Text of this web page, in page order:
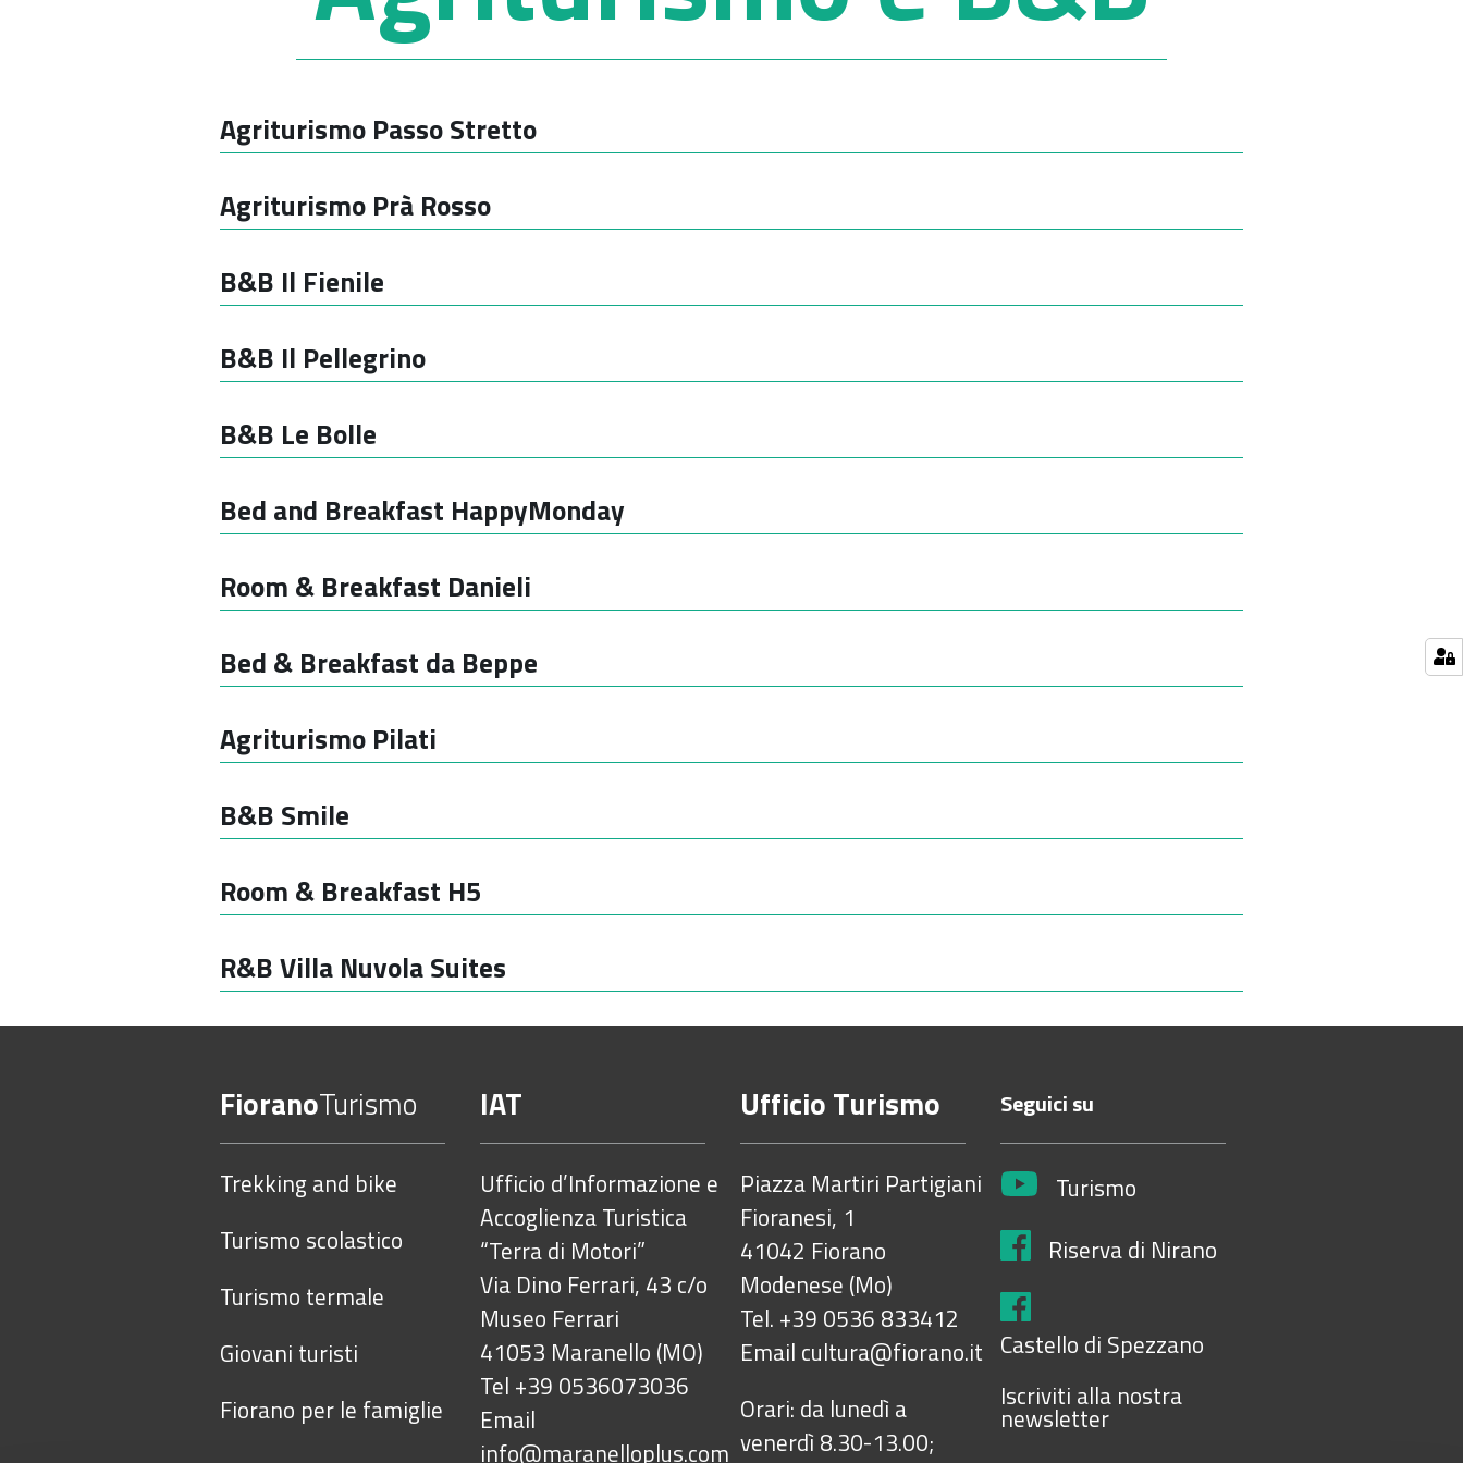
Agriturismo Passo Stretto
Agriturismo Prà Rosso
B&B Il Fienile
B&B Il Pellegrino
B&B Le Bolle
Bed and Breakfast HappyMonday
Room & Breakfast Danieli
Bed & Breakfast da Beppe
Agriturismo Pilati
B&B Smile
Room & Breakfast H5
R&B Villa Nuvola Suites
FioranoTurismo
Trekking and bike
Turismo scolastico
Turismo termale
Giovani turisti
Fiorano per le famiglie
IAT
Ufficio d’Informazione e
Accoglienza Turistica
“Terra di Motori”
Via Dino Ferrari, 43 c/o
Museo Ferrari
41053 Maranello (MO)
Tel +39 0536073036
Email
info@maranelloplus.com
Ufficio Turismo
Piazza Martiri Partigiani
Fioranesi, 1
41042 Fiorano
Modenese (Mo)
Tel. +39 0536 833412
Email cultura@fiorano.it
Orari: da lunedì a
venerdì 8.30-13.00;
Seguici su
Turismo
Riserva di Nirano
Castello di Spezzano
Iscriviti alla nostra
newsletter